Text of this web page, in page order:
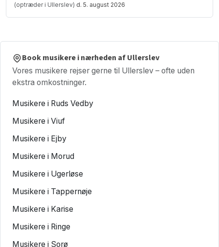
(optræder i Ullerslev) d. 5. august 2026
Book musikere i nærheden af Ullerslev
Vores musikere rejser gerne til Ullerslev – ofte uden
ekstra omkostninger.
Musikere i Ruds Vedby
Musikere i Viuf
Musikere i Ejby
Musikere i Morud
Musikere i Ugerløse
Musikere i Tappernøje
Musikere i Karise
Musikere i Ringe
Musikere i Sorø